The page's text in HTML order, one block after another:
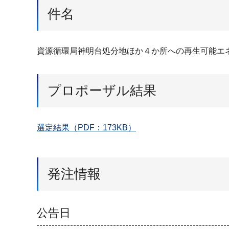
件名
資源循環局神明台処分地ほか４か所への再生可能エ
プロポーザル結果
選定結果（PDF：173KB）
発注情報
公告日